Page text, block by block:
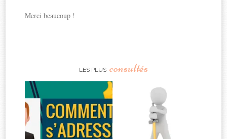
Merci beaucoup !
LES PLUS consultés